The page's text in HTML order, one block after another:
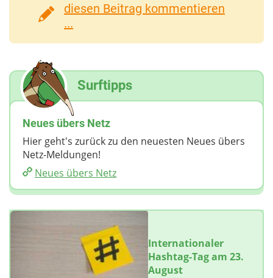
diesen Beitrag kommentieren
...
Surftipps
Neues übers Netz
Hier geht's zurück zu den neuesten Neues übers
Netz-Meldungen!
Neues übers Netz
Internationaler
Hashtag-Tag am 23.
August